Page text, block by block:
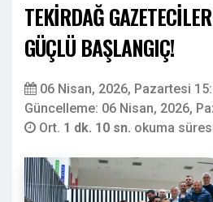
TEKİRDAĞ
GÜÇLÜ BAŞLANGIÇ!
06 Nisan, 2026, Pazartesi
Güncelleme: 06 Nisan, 2026,
Ort. 1 dk. 10 sn. okuma